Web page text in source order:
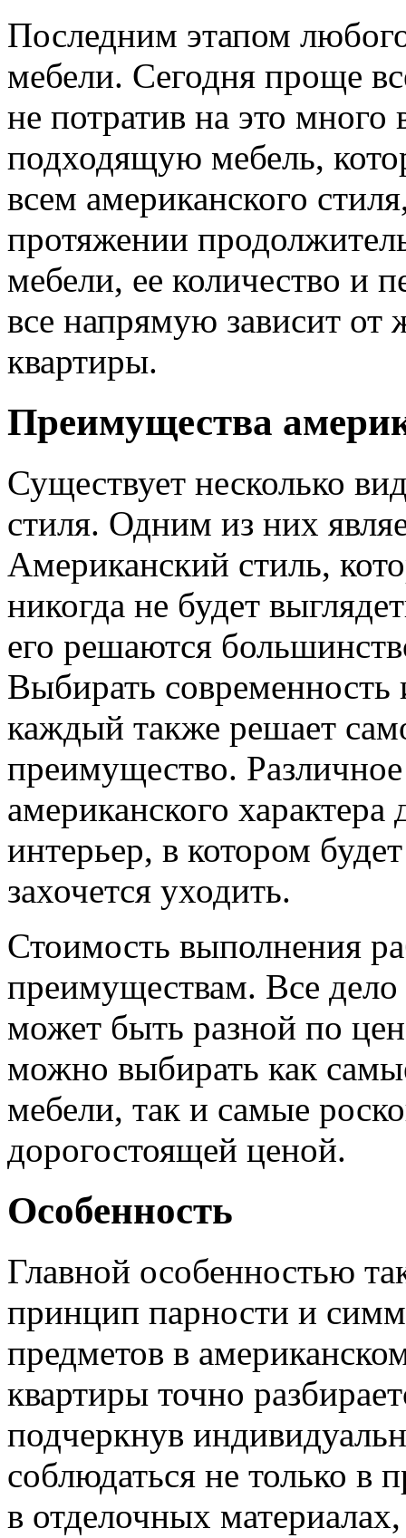
Последним этапом
мебели. Сегодня проще
не потратив на это
подходящую мебель,
всем американского
протяжении
мебели, ее количество и
все напрямую зависит от
квартиры.
Преимущества
Существует несколько
стиля. Одним из них
Американский стиль,
никогда не будет
его решаются
Выбирать
каждый также решает
преимущество.
американского
интерьер, в котором
захочется уходить.
Стоимость выполнения
преимуществам. Все дело
может быть разной по
можно выбирать как
мебели, так и самые
дорогостоящей ценой.
Особенность
Главной особенностью
принцип парности и
предметов в
квартиры точно
подчеркнув
соблюдаться не только в
в отделочных